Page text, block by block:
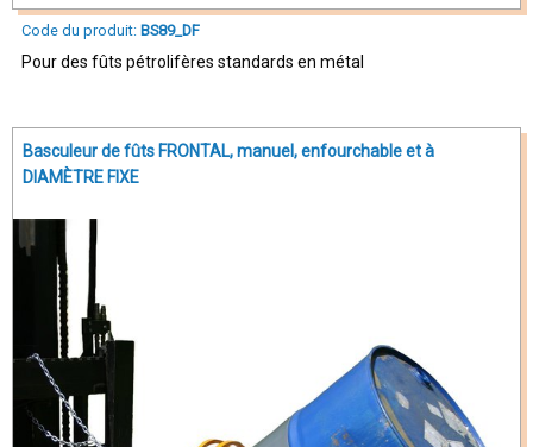
Code du produit: BS89_DF
Pour des fûts pétrolifères standards en métal
Basculeur de fûts FRONTAL, manuel, enfourchable et à
DIAMÈTRE FIXE